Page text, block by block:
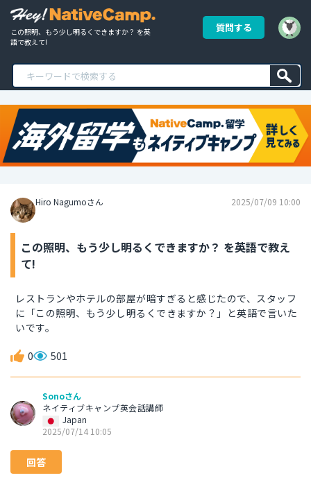
この照明、もう少し明るくできますか？ を英
語で教えて!
質問する
Hiro Nagumoさん 2025/07/09 10:00
この照明、もう少し明るくできますか？ を英語で教え
て!
レストランやホテルの部屋が暗すぎると感じたので、スタッフ
に「この照明、もう少し明るくできますか？」と英語で言いた
いです。
0 501
Sonoさん
ネイティブキャンプ英会話講師
Japan
2025/07/14 10:05
回答